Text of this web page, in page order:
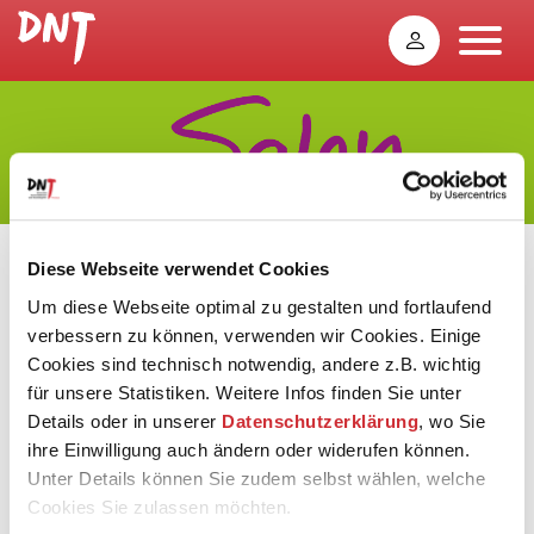
Diese Webseite verwendet Cookies
Um diese Webseite optimal zu gestalten und fortlaufend
verbessern zu können, verwenden wir Cookies. Einige
Cookies sind technisch notwendig, andere z.B. wichtig
für unsere Statistiken. Weitere Infos finden Sie unter
Details oder in unserer Datenschutzerklärung, wo Sie
ihre Einwilligung auch ändern oder widerufen können.
Unter Details können Sie zudem selbst wählen, welche
Cookies Sie zulassen möchten.
Überraschungsprogramm
Zu »leichter Muse« laden wir Sie im Rahmen unserer
kammermusikalischen Samstagsnachmittagstermine
ein, die bei Kaffee und Kuchen ebenso bunte wie
vielseitige Programme von höfischer Barockkultur über
Wiener Kaffeehausmusik und romantische Schmankerln
mit Schmäh und Charme bis zu Hits aus Film und
Musical mit Ohrwurmgarantie bieten. Charmante